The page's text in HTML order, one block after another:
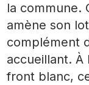
la commune.
amène son
complément
accueillant.À
front blanc,